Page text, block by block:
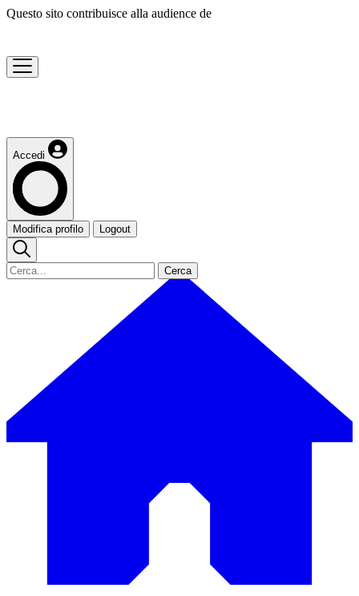
Questo sito contribuisce alla audience de
Accedi
Modifica profilo Logout
Cerca